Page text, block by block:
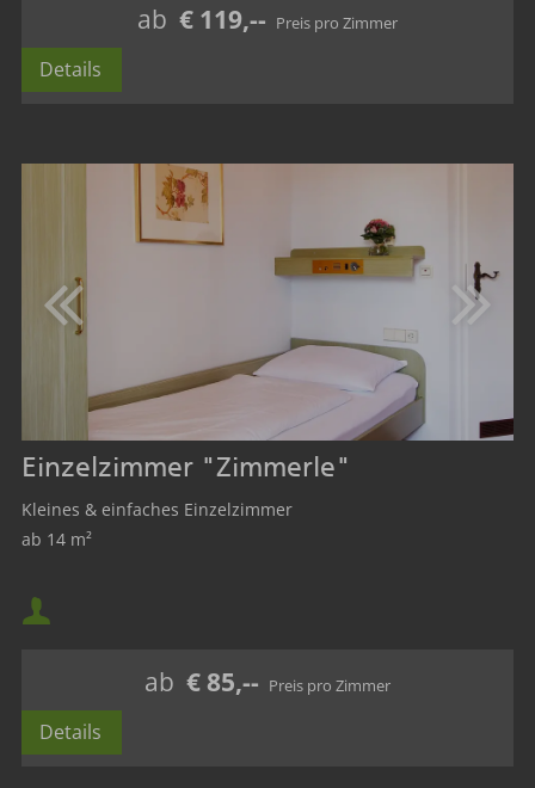
Maximalbelegung:
ab € 119,--
Details
Einzelzimmer "Zimmerle"
Kleines & einfaches Einzelzimmer
ab 14 m²
Mindestbelegung:
Maximalbelegung:
ab € 85,--
Details